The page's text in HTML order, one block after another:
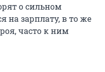
о сильном
на зарплату, в то же
часто к ним